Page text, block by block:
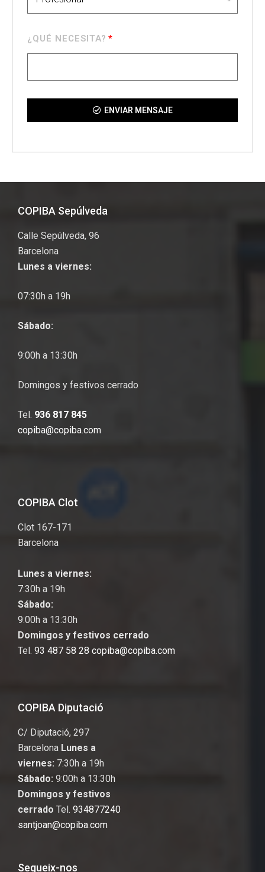
¿QUÉ NECESITA?
ENVIAR MENSAJE
COPIBA Sepúlveda
Calle Sepúlveda, 96
Barcelona
Lunes a viernes:
07:30h a 19h
Sábado:
9:00h a 13:30h
Domingos y festivos cerrado
Tel. 936 817 845
copiba@copiba.com
COPIBA Clot
Clot 167-171
Barcelona
Lunes a viernes:
7:30h a 19h
Sábado:
9:00h a 13:30h
Domingos y festivos cerrado
Tel. 93 487 58 28 copiba@copiba.com
COPIBA Diputació
C/ Diputació, 297
Barcelona Lunes a
viernes: 7:30h a 19h
Sábado: 9:00h a 13:30h
Domingos y festivos
cerrado Tel. 934877240
santjoan@copiba.com
Segueix-nos